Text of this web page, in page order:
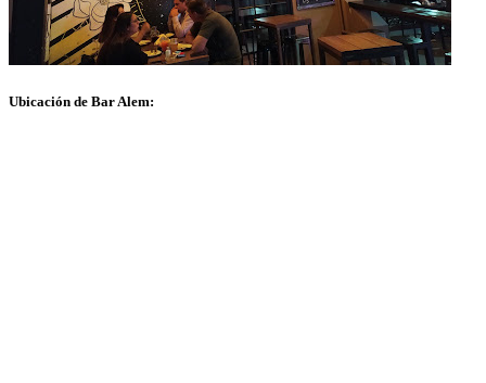
Ubicación de Bar Alem: